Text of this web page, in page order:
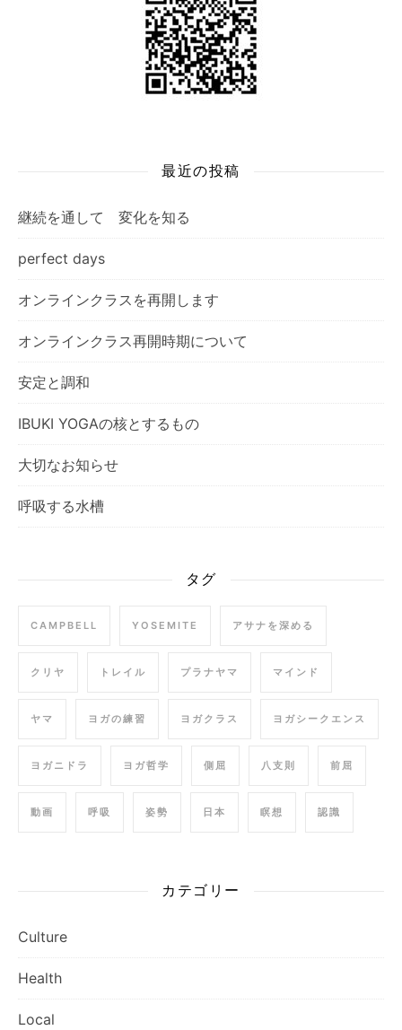
最近の投稿
継続を通して 変化を知る
perfect days
オンラインクラスを再開します
オンラインクラス再開時期について
安定と調和
IBUKI YOGAの核とするもの
大切なお知らせ
呼吸する水槽
タグ
CAMPBELL YOSEMITE アサナを深める
クリヤ トレイル プラナヤマ マインド
ヤマ ヨガの練習 ヨガクラス ヨガシークエンス
ヨガニドラ ヨガ哲学 側屈 八支則 前屈
動画 呼吸 姿勢 日本 瞑想 認識
カテゴリー
Culture
Health
Local